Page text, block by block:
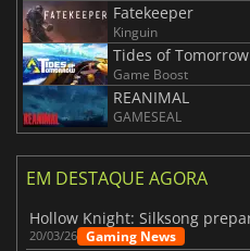
Fatekeeper
Kinguin
Tides of Tomorrow
Game Boost
REANIMAL
GAMESEAL
EM DESTAQUE AGORA
20/03/26 Gaming News